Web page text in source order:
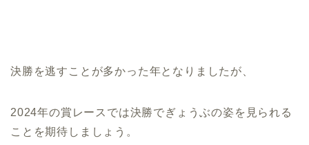
決勝を逃すことが多かった年となりましたが、
2024年の賞レースでは決勝でぎょうぶの姿を見られる
ことを期待しましょう。